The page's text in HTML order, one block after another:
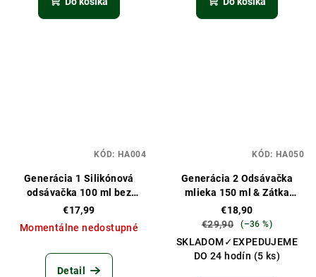
Generácia 1 Silikónová
odsávačka 100 ml bez
základne
€17,99
Momentálne nedostupné
Detail
KÓD: HA004
Generácia 2 Odsávačka
mlieka 150 ml & Zátka
Kvietok Darčeková sada
€18,90
€29,90
(–36 %)
SKLADOM✓EXPEDUJEME
DO 24 hodín (5 ks)
KÓD: HA050